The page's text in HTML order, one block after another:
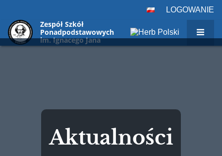
LOGOWANIE
Zespół Szkół
Ponadpodstawowych
im. Ignacego Jana
Paderewskiego w
Aktualności